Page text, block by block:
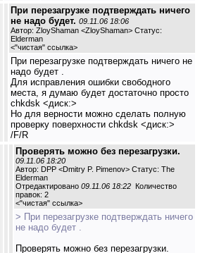
При перезагрузке подтверждать ничего
не надо будет. 09.11.06 18:06
Автор: ZloyShaman <ZloyShaman> Статус:
Elderman
<"чистая" ссылка>
При перезагрузке подтверждать ничего не
надо будет .
Для исправления ошибки свободного
места, я думаю будет достаточно просто
chkdsk <диск:>
Но для верности можно сделать полную
проверку поверхности chkdsk <диск:>
/F/R
Проверять можно без перезагрузки.
09.11.06 18:20
Автор: DPP <Dmitry P. Pimenov> Статус: The
Elderman
Отредактировано 09.11.06 18:22 Количество
правок: 2
<"чистая" ссылка>
> При перезагрузке подтверждать ничего
не надо будет .
Проверять можно без перезагрузки.